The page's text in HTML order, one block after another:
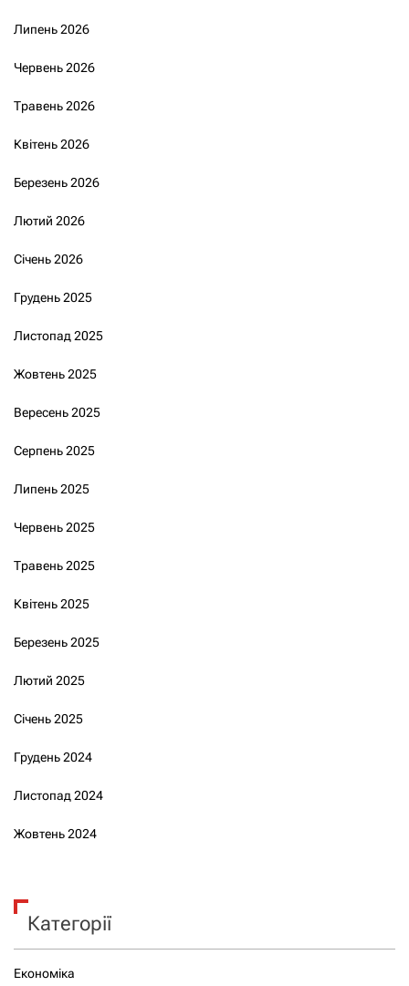
Липень 2026
Червень 2026
Травень 2026
Квітень 2026
Березень 2026
Лютий 2026
Січень 2026
Грудень 2025
Листопад 2025
Жовтень 2025
Вересень 2025
Серпень 2025
Липень 2025
Червень 2025
Травень 2025
Квітень 2025
Березень 2025
Лютий 2025
Січень 2025
Грудень 2024
Листопад 2024
Жовтень 2024
Категорії
Економіка